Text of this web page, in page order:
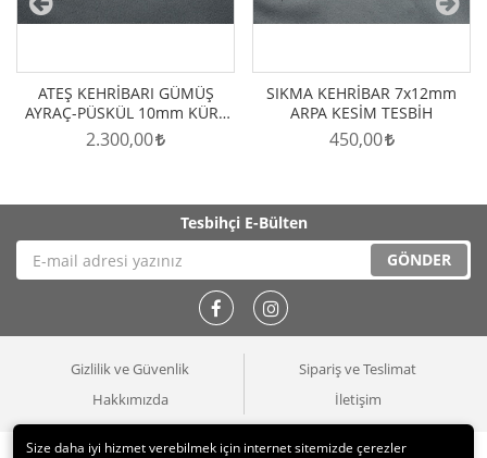
ATEŞ KEHRİBARI GÜMÜŞ
AYRAÇ-PÜSKÜL 10mm KÜRE
KESİM TESBİH
2.300,00
SIKMA KEHRİBAR 7x12mm
ARPA KESİM TESBİH
450,00
Tesbihçi E-Bülten
GÖNDER
Gizlilik ve Güvenlik
Sipariş ve Teslimat
Hakkımızda
İletişim
Size daha iyi hizmet verebilmek için internet sitemizde çerezler